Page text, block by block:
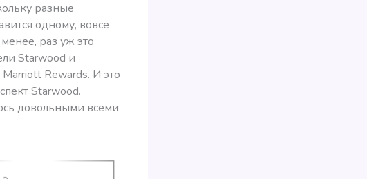
разные
одному, вовсе
раз уж это
Starwood и
Rewards. И это
Starwood.
довольными всеми